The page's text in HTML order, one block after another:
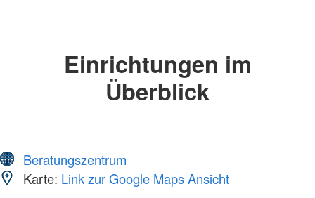
Einrichtungen im
Überblick
Beratungszentrum
Karte: Link zur Google Maps Ansicht